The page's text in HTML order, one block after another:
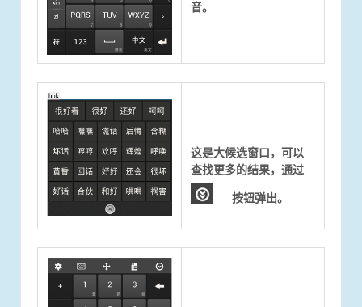
音。
这是大候选窗口，可以
查找更多的结果，通过
按钮弹出。